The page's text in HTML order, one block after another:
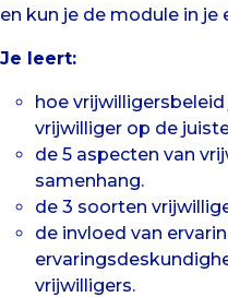
en kun je de module in je
Je leert:
hoe
vrijwilliger op de
de 5 aspecten van
samenhang.
de 3 soorten
de invloed van
vrijwilligers.